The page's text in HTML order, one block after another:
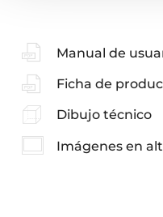
Manual de
Ficha de
Dibujo técnico
Imágenes en